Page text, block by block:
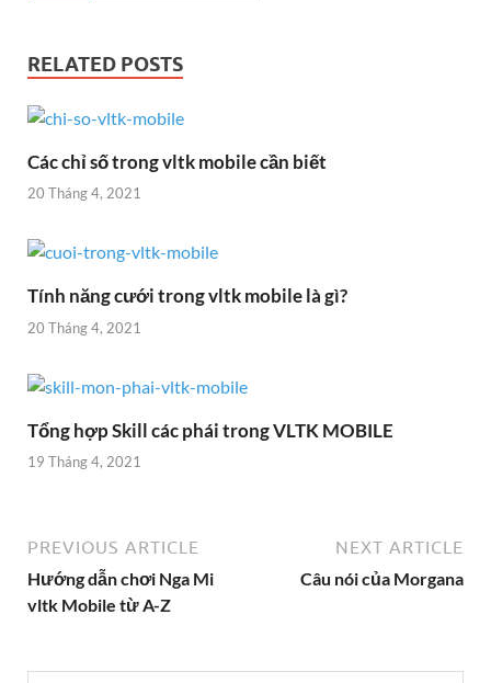
RELATED POSTS
Các chỉ số trong vltk mobile cần biết
20 Tháng 4, 2021
Tính năng cưới trong vltk mobile là gì?
20 Tháng 4, 2021
Tổng hợp Skill các phái trong VLTK MOBILE
19 Tháng 4, 2021
PREVIOUS ARTICLE
Hướng dẫn chơi Nga Mi
vltk Mobile từ A-Z
NEXT ARTICLE
Câu nói của Morgana